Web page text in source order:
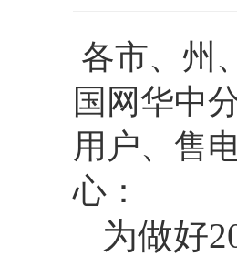
各市、州
国网华中
用户、售
心：
为做好